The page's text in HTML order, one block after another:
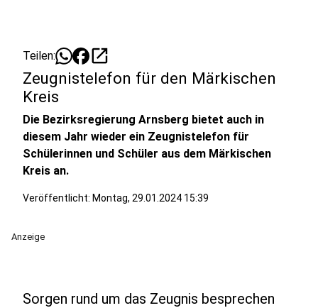
Teilen: open_in_new
Zeugnistelefon für den Märkischen
Kreis
Die Bezirksregierung Arnsberg bietet auch in
diesem Jahr wieder ein Zeugnistelefon für
Schülerinnen und Schüler aus dem Märkischen
Kreis an.
Veröffentlicht: Montag, 29.01.2024 15:39
Anzeige
Sorgen rund um das Zeugnis besprechen